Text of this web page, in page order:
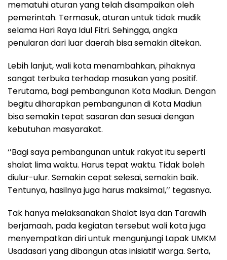
mematuhi aturan yang telah disampaikan oleh
pemerintah. Termasuk, aturan untuk tidak mudik
selama Hari Raya Idul Fitri. Sehingga, angka
penularan dari luar daerah bisa semakin ditekan.
Lebih lanjut, wali kota menambahkan, pihaknya
sangat terbuka terhadap masukan yang positif.
Terutama, bagi pembangunan Kota Madiun. Dengan
begitu diharapkan pembangunan di Kota Madiun
bisa semakin tepat sasaran dan sesuai dengan
kebutuhan masyarakat.
‘’Bagi saya pembangunan untuk rakyat itu seperti
shalat lima waktu. Harus tepat waktu. Tidak boleh
diulur-ulur. Semakin cepat selesai, semakin baik.
Tentunya, hasilnya juga harus maksimal,’’ tegasnya.
Tak hanya melaksanakan Shalat Isya dan Tarawih
berjamaah, pada kegiatan tersebut wali kota juga
menyempatkan diri untuk mengunjungi Lapak UMKM
Usadasari yang dibangun atas inisiatif warga. Serta,